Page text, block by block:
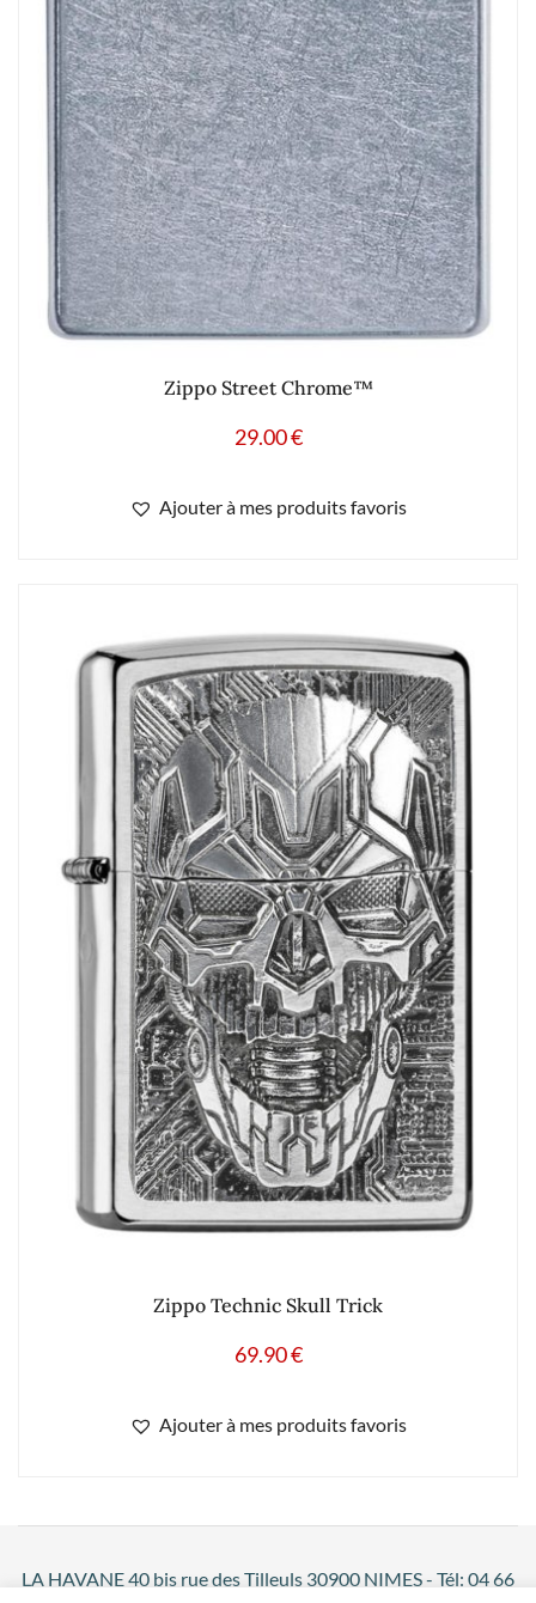
Zippo Street Chrome™
29.00€
Ajouter à mes produits favoris
Zippo Technic Skull Trick
69.90€
Ajouter à mes produits favoris
LA HAVANE 40 bis rue des Tilleuls 30900 NIMES - Tél: 04 66